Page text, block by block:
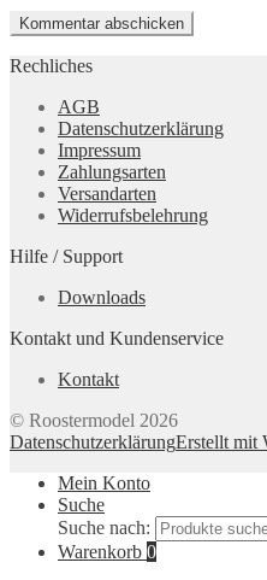
Rechliches
AGB
Datenschutzerklärung
Impressum
Zahlungsarten
Versandarten
Widerrufsbelehrung
Hilfe / Support
Downloads
Kontakt und Kundenservice
Kontakt
© Roostermodel 2026
DatenschutzerklärungErstellt mit
Mein Konto
Suche
Suche nach:
Warenkorb 0